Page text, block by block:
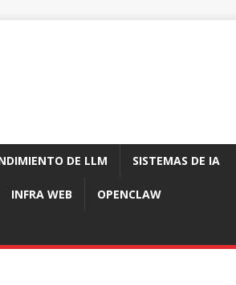
DE LLM SISTEMAS DE IA
INFRA WEB OPENCLAW